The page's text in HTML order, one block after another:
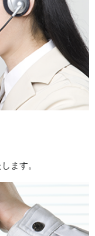
ます。